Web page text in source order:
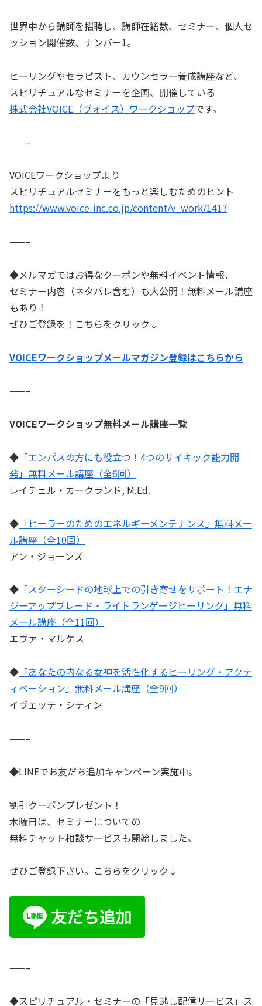
世界中から講師を招聘し、講師在籍数、セミナー、個人セ
ッション開催数、ナンバー1。
ヒーリングやセラピスト、カウンセラー養成講座など、
スピリチュアルなセミナーを企画、開催している
株式会社VOICE（ヴォイス）ワークショップです。
——–
VOICEワークショップより
スピリチュアルセミナーをもっと楽しむためのヒント
https://www.voice-inc.co.jp/content/v_work/1417
——–
◆メルマガではお得なクーポンや無料イベント情報、
セミナー内容（ネタバレ含む）も大公開！無料メール講座
もあり！
ぜひご登録を！こちらをクリック↓
VOICEワークショップメールマガジン登録はこちらから
——–
VOICEワークショップ無料メール講座一覧
◆ 「エンパスの方にも役立つ！4つのサイキック能力開
発」無料メール講座（全6回）
レイチェル・カークランド, M.Ed.
◆ 「ヒーラーのためのエネルギーメンテナンス」無料メー
ル講座（全10回）
アン・ジョーンズ
◆ 「スターシードの地球上での引き寄せをサポート！エナ
ジーアップブレード・ライトランゲージヒーリング」無料
メール講座（全11回）
エヴァ・マルケス
◆ 「あなたの内なる女神を活性化するヒーリング・アクテ
ィベーション」無料メール講座（全9回）
イヴェッテ・シティン
——–
◆LINEでお友だち追加キャンペーン実施中。
割引クーポンプレゼント！
木曜日は、セミナーについての
無料チャット相談サービスも開始しました。
ぜひご登録下さい。こちらをクリック↓
——–
◆スピリチュアル・セミナーの「見逃し配信サービス」ス